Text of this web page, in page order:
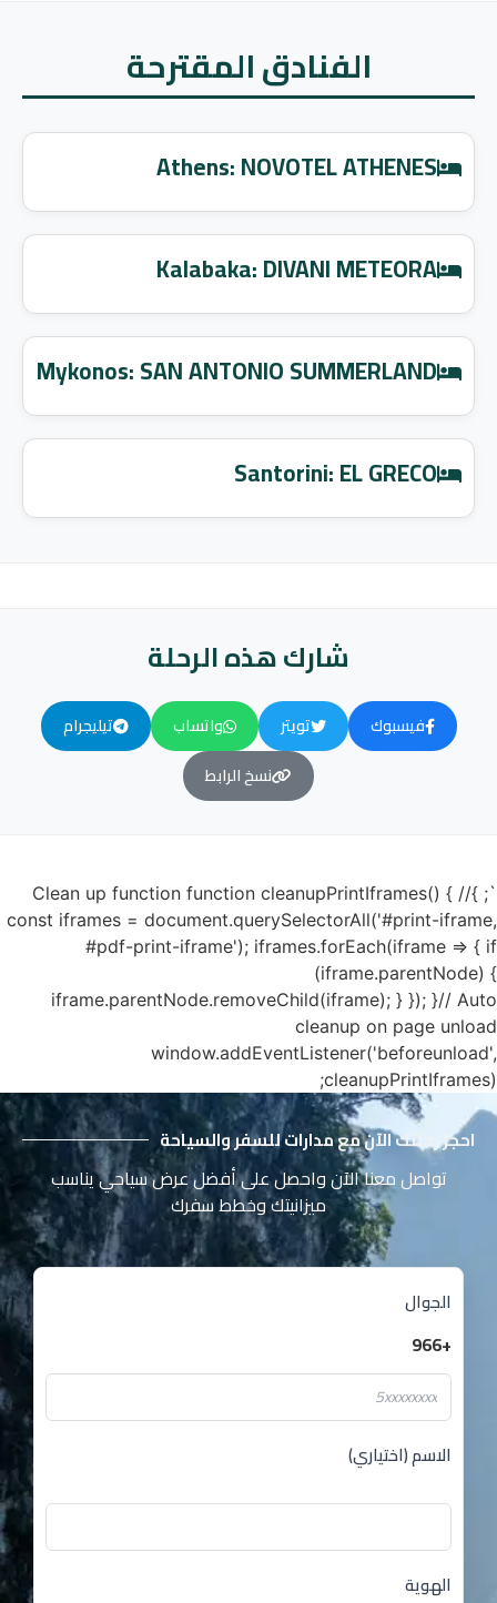
الفنادق المقترحة
Athens: NOVOTEL ATHENES
Kalabaka: DIVANI METEORA
Mykonos: SAN ANTONIO SUMMERLAND
Santorini: EL GRECO
شارك هذه الرحلة
فيسبوك تويتر واتساب
تيليجرام
نسخ الرابط
`; }// Clean up function function cleanupPrintIframes() {
const iframes = document.querySelectorAll('#print-iframe,
#pdf-print-iframe'); iframes.forEach(iframe => { if
(iframe.parentNode) {
iframe.parentNode.removeChild(iframe); } }); }// Auto
cleanup on page unload
window.addEventListener('beforeunload',
cleanupPrintIframes);
احجز رحلتك الآن مع مدارات للسفر والسياحة
تواصل معنا الآن واحصل على أفضل عرض سياحي يناسب
ميزانيتك وخطط سفرك
الجوال
+966
الاسم (اختياري)
الهوية